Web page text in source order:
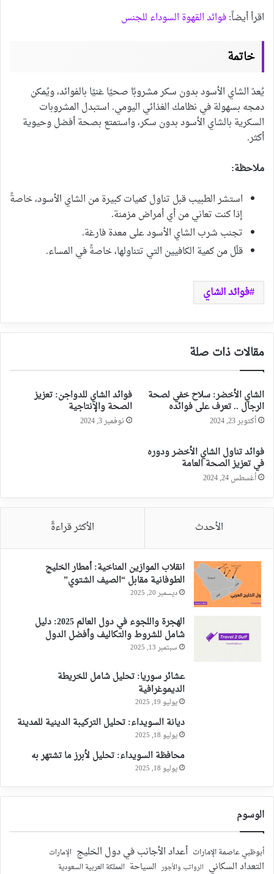
اقرأ أيضاً:فوائد القهوة السوداء للجنس
خاتمة
يُعدّ الشاي الأسود بدون سكر مشروبًا صحيًا غنيًا بالفوائد، ويُمكن
دمجه بسهولة في نظامك الغذائي اليومي. استبدل المشروبات
السكرية بالشاي الأسود بدون سكر، واستمتع بصحة أفضل وحيوية
أكثر.
ملاحظة:
استشر الطبيب قبل تناول كميات كبيرة من الشاي الأسود، خاصةً
إذا كنت تعاني من أي أمراض مزمنة.
تجنب شرب الشاي الأسود على معدة فارغة.
قلّل من كمية الكافيين التي تتناولها، خاصةً في المساء.
فوائد الشاي
مقالات ذات صلة
الشاي الأخضر: سلاح خفي لصحة
الرجال .. تعرف على فوائده
أكتوبر 23, 2024
فوائد الشاي للدواجن: تعزيز
الصحة والإنتاجية
نوفمبر 3, 2024
فوائد تناول الشاي الأخضر ودوره
في تعزيز الصحة العامة
أغسطس 24, 2024
الأحدث الأكثر قراءةً
انقلاب الموازين المناخية: أمطار الخليج
الطوفانية مقابل “الصيف الشتوي”
ديسمبر 20, 2025
الهجرة واللجوء في دول العالم 2025: دليل
شامل للشروط والتكاليف وأفضل الدول
سبتمبر 13, 2025
عشائر سوريا: تحليل شامل للخريطة
الديموغرافية
يوليو 19, 2025
ديانة السويداء: تحليل التركيبة الدينية للمدينة
يوليو 18, 2025
محافظة السويداء: تحليل لأبرز ما تشتهر به
يوليو 18, 2025
الوسوم
أبوظبي عاصمة الإمارات أعداد الأجانب في دول الخليج الإمارات
التعداد السكاني الرواتب والأجور السياحة المملكة العربية السعودية